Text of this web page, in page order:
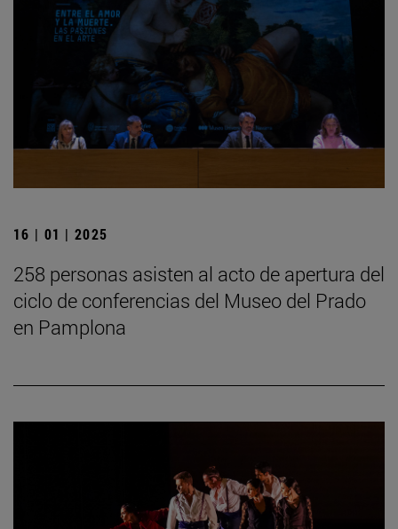
16 | 01 | 2025
258 personas asisten al acto de apertura del
ciclo de conferencias del Museo del Prado
en Pamplona